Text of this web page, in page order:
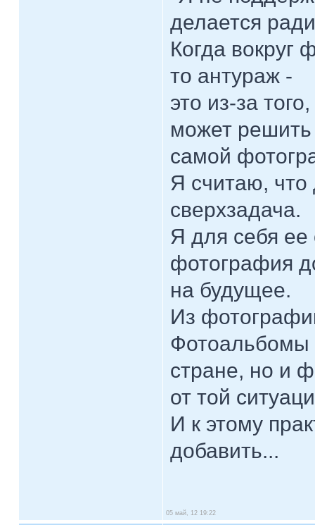
делается
Когда вокруг
то антураж -
это из-за
может решить
самой
Я считаю, что
сверхзадача.
Я для себя ее
фотография
на будущее.
Из
Фотоальбомы
стране, но и
от той
И к этому
добавить...
05 май, 12 19:22